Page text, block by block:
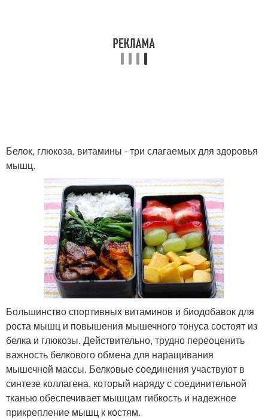
Белок, глюкоза, витамины - три слагаемых для здоровья
мышц.
Большинство спортивных витаминов и биодобавок для
роста мышц и повышения мышечного тонуса состоят из
белка и глюкозы. Действительно, трудно переоценить
важность белкового обмена для наращивания
мышечной массы. Белковые соединения участвуют в
синтезе коллагена, который наряду с соединительной
тканью обеспечивает мышцам гибкость и надежное
прикрепление мышц к костям.